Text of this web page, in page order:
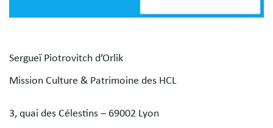
Sergueï Piotrovitch d’Orlik
Mission Culture & Patrimoine des HCL
3, quai des Célestins – 69002 Lyon